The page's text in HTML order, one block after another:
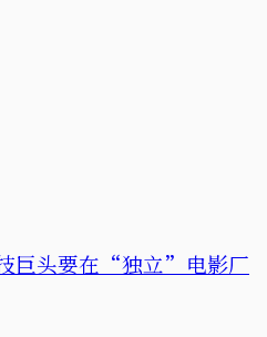
巨头要在“独立”电影厂